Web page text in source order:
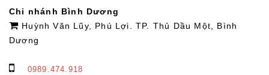
Chi nhánh Bình Dương
Huỳnh Văn Lũy, Phú Lợi. TP. Thủ Dầu Một, Bình
Dương
0989.474.918